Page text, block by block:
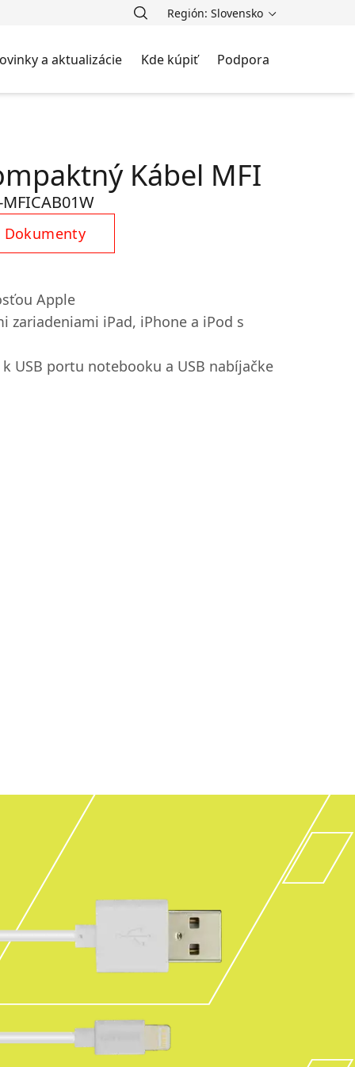
Región: Slovensko
a aktualizácie Kde kúpiť Podpora
Kábel MFI
MFICAB01W
Dokumenty
Apple
zariadeniami iPad, iPhone a iPod s
USB portu notebooku a USB nabíjačke